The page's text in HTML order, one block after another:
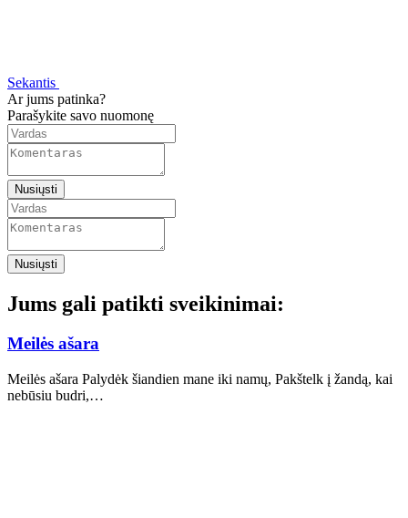
Sekantis
Ar jums patinka?
Parašykite savo nuomonę
Nusiųsti
Nusiųsti
Jums gali patikti sveikinimai:
Meilės ašara
Meilės ašara Palydėk šiandien mane iki namų, Pakštelk į žandą, kai
nebūsiu budri,…